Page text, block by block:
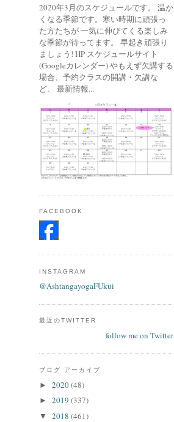
2020年3月のスケジュールです。 温か
くなる季節です。寒い時期に頑張っ
た方たちが 一気に伸びてくる楽しみ
な季節が待ってます。 早起き頑張り
ましょう! HP スケジュールサイト
(Googleカレンダー) やもえず欠講する
場合、予約クラスの開講・欠講な
ど、 最新情報...
FACEBOOK
INSTAGRAM
@AshtangayogaFUkui
最近のTWITTER
follow me on Twitter
ブログ アーカイブ
► 2020(48)
► 2019 (337)
▼ 2018 (461)